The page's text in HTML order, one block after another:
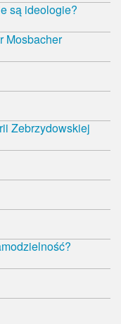
są ideologie?
Mosbacher
Zebrzydowskiej